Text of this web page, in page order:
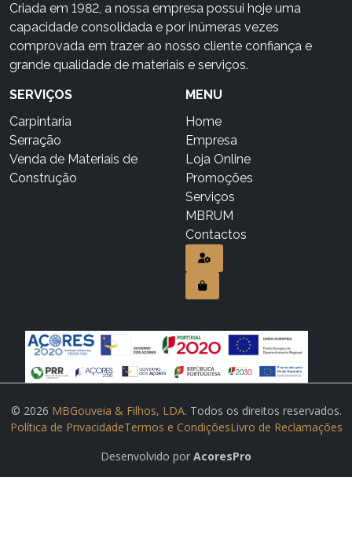
Criada em 1982, a nossa empresa possui hoje uma
capacidade consolidada e por inúmeras vezes
comprovada em trazer ao nosso cliente confiança e
grande qualidade de materiais e serviços.
SERVIÇOS
Carpintaria
Serração
Venda de Materiais de
Construção
MENU
Home
Empresa
Loja Online
Promoções
Serviços
MBRUM
Contactos
© 2026 MBGouveia & Filhos, LDA. Todos os direitos reservados.
Política de PrivacidadeTermos e CondiçõesLivro de Reclamações
Desenvolvido por AcoresPro